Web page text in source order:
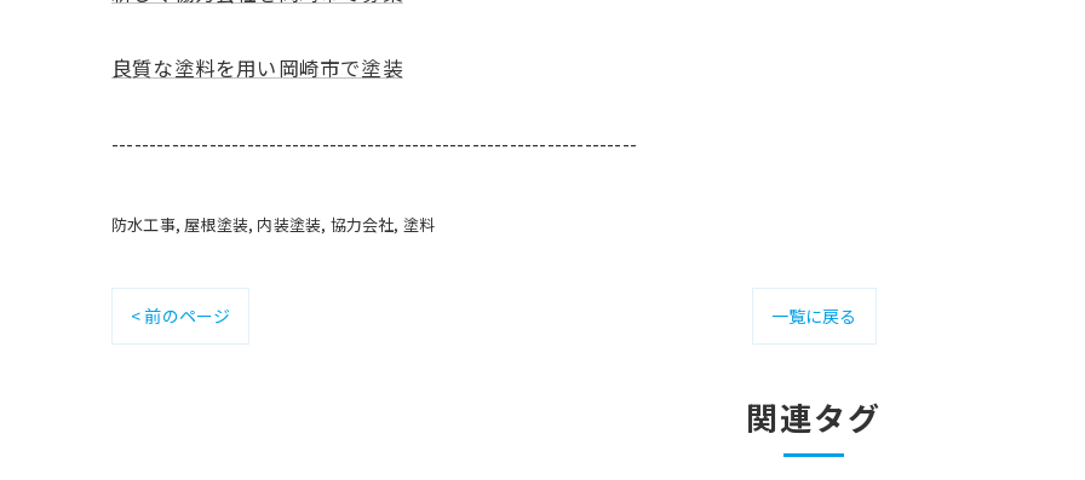
良質な塗料を用い岡崎市で塗装
----------------------------------------------------------------------
防水工事 屋根塗装 内装塗装 協力会社 塗料
< 前のページ 一覧に戻る
関連タグ